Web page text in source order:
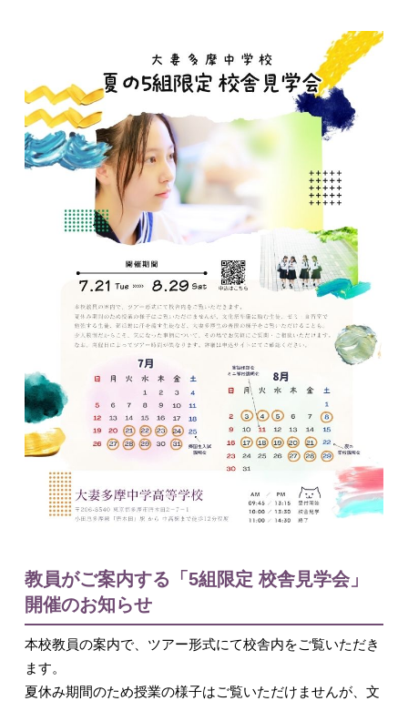
教員がご案内する「5組限定 校舎見学会」
開催のお知らせ
本校教員の案内で、ツアー形式にて校舎内をご覧いただき
ます。
夏休み期間のため授業の様子はご覧いただけませんが、文